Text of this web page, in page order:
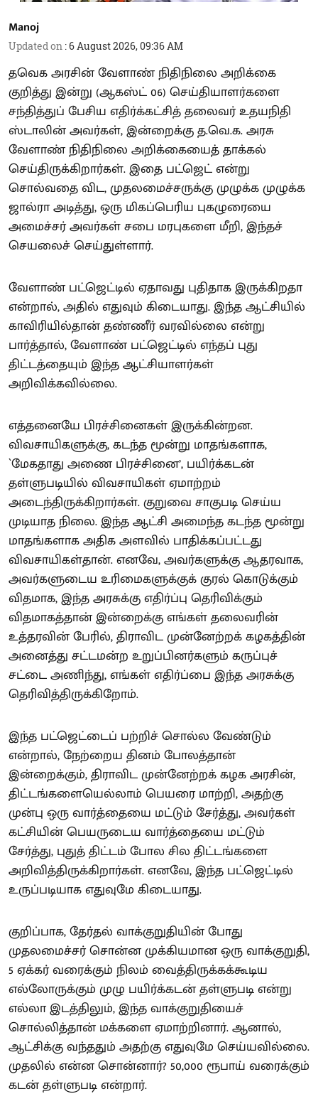
Manoj
Updated on :6 August 2026, 09:36 AM
தவெக அரசின் வேளாண் நிதிநிலை அறிக்கை
குறித்து இன்று (ஆகஸ்ட் 06) செய்தியாளர்களை
சந்தித்துப் பேசிய எதிர்க்கட்சித் தலைவர் உதயநிதி
ஸ்டாலின் அவர்கள், இன்றைக்கு த.வெ.க. அரசு
வேளாண் நிதிநிலை அறிக்கையைத் தாக்கல்
செய்திருக்கிறார்கள். இதை பட்ஜெட் என்று
சொல்வதை விட, முதலமைச்சருக்கு முழுக்க முழுக்க
ஜால்ரா அடித்து, ஒரு மிகப்பெரிய புகழுரையை
அமைச்சர் அவர்கள் சபை மரபுகளை மீறி, இந்தச்
செயலைச் செய்துள்ளார்.
வேளாண் பட்ஜெட்டில் ஏதாவது புதிதாக இருக்கிறதா
என்றால், அதில் எதுவும் கிடையாது. இந்த ஆட்சியில்
காவிரியில்தான் தண்ணீர் வரவில்லை என்று
பார்த்தால், வேளாண் பட்ஜெட்டில் எந்தப் புது
திட்டத்தையும் இந்த ஆட்சியாளர்கள்
அறிவிக்கவில்லை.
எத்தனையே பிரச்சினைகள் இருக்கின்றன.
விவசாயிகளுக்கு, கடந்த மூன்று மாதங்களாக,
`மேகதாது அணை பிரச்சினை’, பயிர்க்கடன்
தள்ளுபடியில் விவசாயிகள் ஏமாற்றம்
அடைந்திருக்கிறார்கள். குறுவை சாகுபடி செய்ய
முடியாத நிலை. இந்த ஆட்சி அமைந்த கடந்த மூன்று
மாதங்களாக அதிக அளவில் பாதிக்கப்பட்டது
விவசாயிகள்தான். எனவே, அவர்களுக்கு ஆதரவாக,
அவர்களுடைய உரிமைகளுக்குக் குரல் கொடுக்கும்
விதமாக, இந்த அரசுக்கு எதிர்ப்பு தெரிவிக்கும்
விதமாகத்தான் இன்றைக்கு எங்கள் தலைவரின்
உத்தரவின் பேரில், திராவிட முன்னேற்றக் கழகத்தின்
அனைத்து சட்டமன்ற உறுப்பினர்களும் கருப்புச்
சட்டை அணிந்து, எங்கள் எதிர்ப்பை இந்த அரசுக்கு
தெரிவித்திருக்கிறோம்.
இந்த பட்ஜெட்டைப் பற்றிச் சொல்ல வேண்டும்
என்றால், நேற்றைய தினம் போலத்தான்
இன்றைக்கும், திராவிட முன்னேற்றக் கழக அரசின்,
திட்டங்களையெல்லாம் பெயரை மாற்றி, அதற்கு
முன்பு ஒரு வார்த்தையை மட்டும் சேர்த்து, அவர்கள்
கட்சியின் பெயருடைய வார்த்தையை மட்டும்
சேர்த்து, புதுத் திட்டம் போல சில திட்டங்களை
அறிவித்திருக்கிறார்கள். எனவே, இந்த பட்ஜெட்டில்
உருப்படியாக எதுவுமே கிடையாது.
குறிப்பாக, தேர்தல் வாக்குறுதியின் போது
முதலமைச்சர் சொன்ன முக்கியமான ஒரு வாக்குறுதி,
5 ஏக்கர் வரைக்கும் நிலம் வைத்திருக்கக்கூடிய
எல்லோருக்கும் முழு பயிர்க்கடன் தள்ளுபடி என்று
எல்லா இடத்திலும், இந்த வாக்குறுதியைச்
சொல்லித்தான் மக்களை ஏமாற்றினார். ஆனால்,
ஆட்சிக்கு வந்ததும் அதற்கு எதுவுமே செய்யவில்லை.
முதலில் என்ன சொன்னார்? 50,000 ரூபாய் வரைக்கும்
கடன் தள்ளுபடி என்றார்.